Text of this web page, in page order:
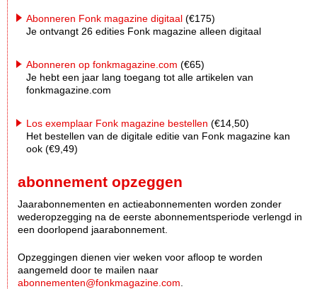
Abonneren Fonk magazine digitaal (€175)
Je ontvangt 26 edities Fonk magazine alleen digitaal
Abonneren op fonkmagazine.com (€65)
Je hebt een jaar lang toegang tot alle artikelen van
fonkmagazine.com
Los exemplaar Fonk magazine bestellen (€14,50)
Het bestellen van de digitale editie van Fonk magazine kan
ook (€9,49)
abonnement opzeggen
Jaarabonnementen en actieabonnementen worden zonder
wederopzegging na de eerste abonnementsperiode verlengd in
een doorlopend jaarabonnement.
Opzeggingen dienen vier weken voor afloop te worden
aangemeld door te mailen naar
abonnementen@fonkmagazine.com